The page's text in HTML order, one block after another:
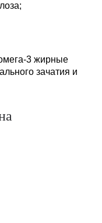
3 жирные
зачатия и